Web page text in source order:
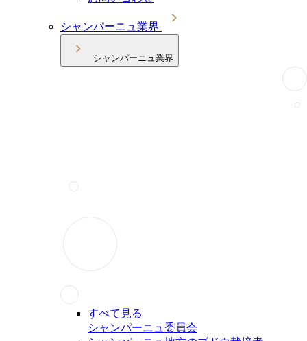
シャンパーニュ業界
シャンパーニュ業界
すべて見る
シャンパーニュ委員会